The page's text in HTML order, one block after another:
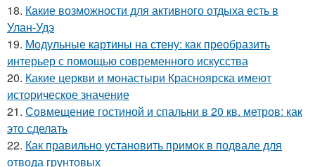
18. Какие возможности для активного отдыха есть в
Улан-Удэ
19. Модульные картины на стену: как преобразить
интерьер с помощью современного искусства
20. Какие церкви и монастыри Красноярска имеют
историческое значение
21. Совмещение гостиной и спальни в 20 кв. метров: как
это сделать
22. Как правильно установить примок в подвале для
отвода грунтовых